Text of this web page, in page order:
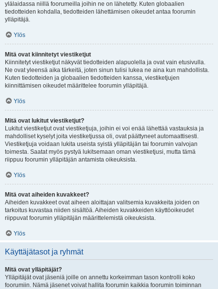
ylälaidassa niillä foorumeilla joihin ne on lähetetty. Kuten globaalien
tiedotteiden kohdalla, tiedotteiden lähettämisen oikeudet antaa foorumin
ylläpitäjä.
Ylös
Mitä ovat kiinnitetyt viestiketjut
Kiinnitetyt viestiketjut näkyvät tiedotteiden alapuolella ja ovat vain etusivulla.
Ne ovat yleensä aika tärkeitä, joten sinun tulisi lukea ne aina kun mahdollista.
Kuten tiedotteiden ja globaalien tiedotteiden kanssa, viestiketjujen
kiinnittämisen oikeudet määrittelee foorumin ylläpitäjä.
Ylös
Mitä ovat lukitut viestiketjut?
Lukitut viestiketjut ovat viestiketjuja, joihin ei voi enää lähettää vastauksia ja
mahdolliset kyselyt joita viestiketjussa oli, ovat päättyneet automaattisesti.
Viestiketjuja voidaan lukita useista syistä ylläpitäjän tai foorumin valvojan
toimesta. Saatat myös pystyä lukitsemaan oman viestiketjusi, mutta tämä
riippuu foorumin ylläpitäjän antamista oikeuksista.
Ylös
Mitä ovat aiheiden kuvakkeet?
Aiheiden kuvakkeet ovat aiheen aloittajan valitsemia kuvakkeita joiden on
tarkoitus kuvastaa niiden sisältöä. Aiheiden kuvakkeiden käyttöoikeudet
riippuvat foorumin ylläpitäjän määrittelemistä oikeuksista.
Ylös
Käyttäjätasot ja ryhmät
Mitä ovat ylläpitäjät?
Ylläpitäjät ovat jäseniä joille on annettu korkeimman tason kontrolli koko
foorumiin. Nämä jäsenet voivat hallita foorumin kaikkia foorumin toiminnan